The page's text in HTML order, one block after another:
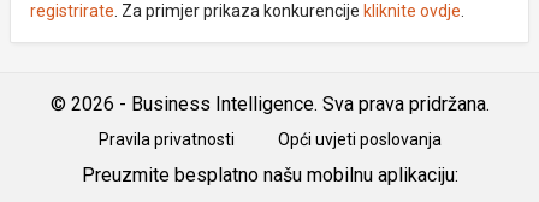
registrirate . Za primjer prikaza konkurencije kliknite ovdje
© 2026 - Business Intelligence. Sva prava pridržana.
Pravila privatnosti Opći uvjeti poslovanja
Preuzmite besplatno našu mobilnu aplikaciju: